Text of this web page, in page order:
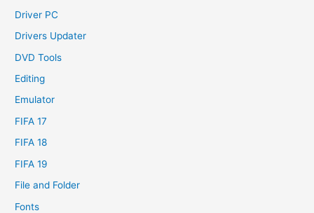
Driver PC
Drivers Updater
DVD Tools
Editing
Emulator
FIFA 17
FIFA 18
FIFA 19
File and Folder
Fonts